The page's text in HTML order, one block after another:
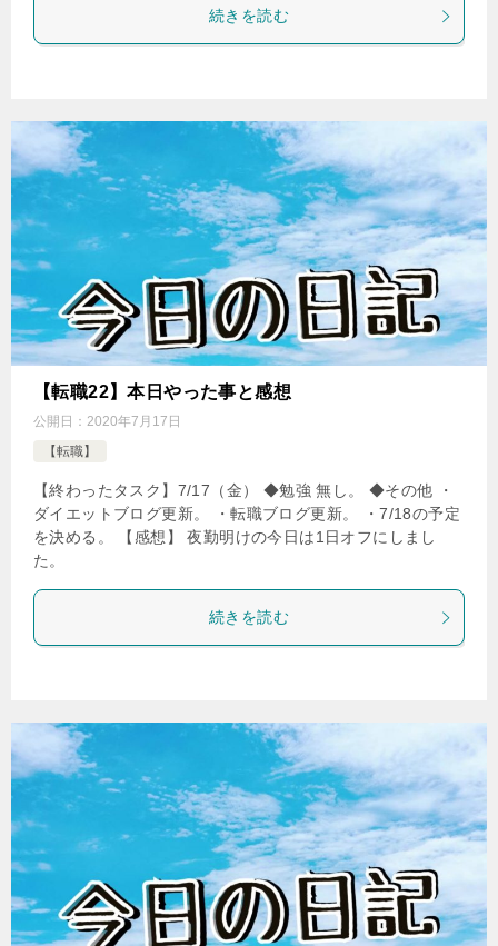
続きを読む
【転職22】本日やった事と感想
公開日： 2020年7月17日
【転職】
【終わったタスク】7/17（金） ◆勉強 無し。 ◆その他 ・
ダイエットブログ更新。 ・転職ブログ更新。 ・7/18の予定
を決める。 【感想】 夜勤明けの今日は1日オフにしまし
た。
続きを読む